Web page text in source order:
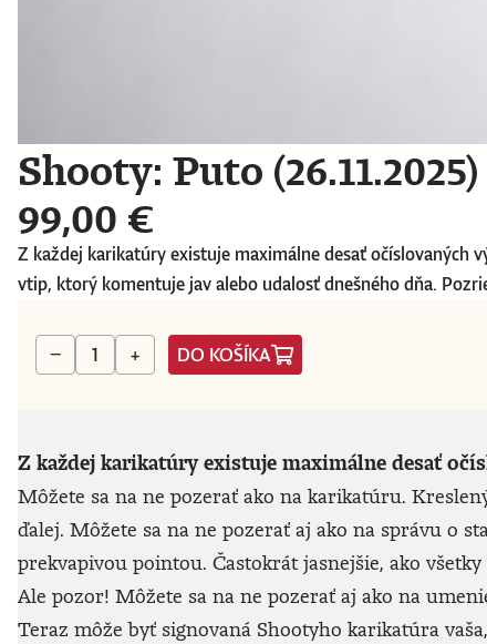
Shooty: Puto (26.11.2025)
99,00 €
Z každej karikatúry existuje maximálne desať očíslovaných
vtip, ktorý komentuje jav alebo udalosť dnešného dňa.
− + DO KOŠÍKA
Z každej karikatúry existuje maximálne desať
Môžete sa na ne pozerať ako na karikatúru.
ďalej. Môžete sa na ne pozerať aj ako na správu o
prekvapivou pointou. Častokrát jasnejšie, ako
Ale pozor! Môžete sa na ne pozerať aj ako na
Teraz môže byť signovaná Shootyho karikatúra